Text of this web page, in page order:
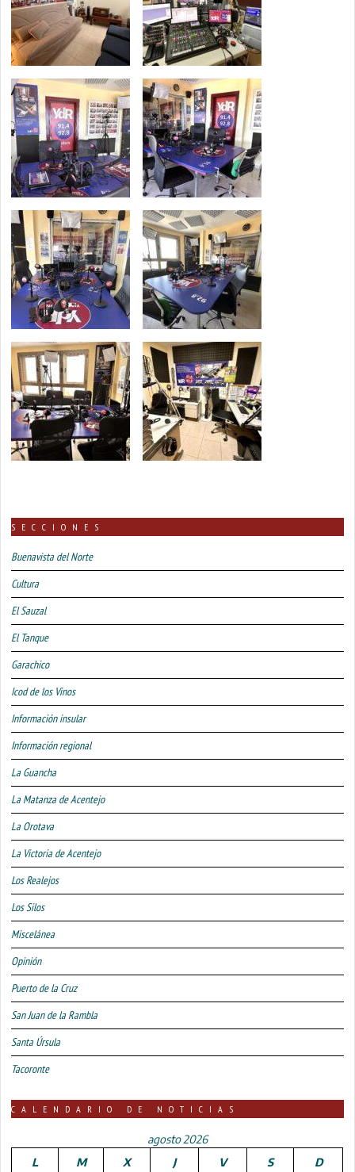
SECCIONES
Buenavista del Norte
Cultura
El Sauzal
El Tanque
Garachico
Icod de los Vinos
Información insular
Información regional
La Guancha
La Matanza de Acentejo
La Orotava
La Victoria de Acentejo
Los Realejos
Los Silos
Miscelánea
Opinión
Puerto de la Cruz
San Juan de la Rambla
Santa Úrsula
Tacoronte
CALENDARIO DE NOTICIAS
agosto 2026
L
M X J V S D